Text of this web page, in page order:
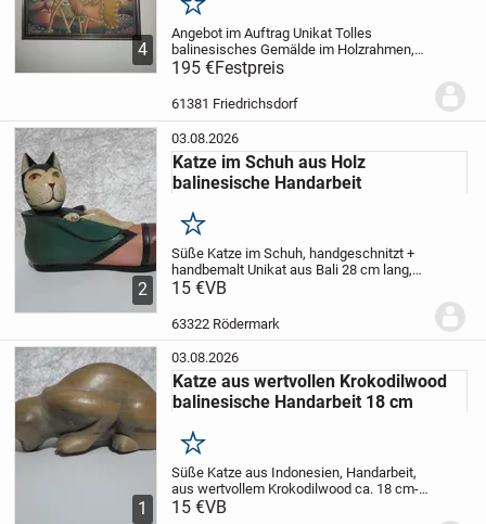
4
Merken
Angebot im AuftragUnikatTolles
balinesisches Gemälde im Holzrahmen,
Acryl auf Leinwand
Höhe 93 cm
gespannt werden Kein Verhandlungs-
195 €Festpreis
61381 Friedrichsdorf
2
03.08.2026
Katze im Schuh aus Holz
balinesische Handarbeit
Merken
Süße Katze im Schuh, handgeschnitzt +
handbemaltUnikat aus Bali28 cm lang,
rechte Pfote ist etwas beschädigt ( vom
63322 Rödermark
Auftrag...
15 €VB
63322 Rödermark
1
03.08.2026
Katze aus wertvollen Krokodilwood
balinesische Handarbeit 18 cm
Merken
Süße Katze aus Indonesien, Handarbeit,
aus wertvollem Krokodilwoodca. 18 cm-
neu-Nur Paypal Freunde
15 €VB